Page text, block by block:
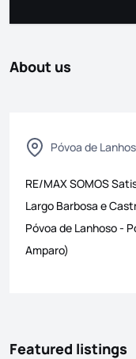
About us
Póvoa de
RE/MAX SOMOS
Largo Barbosa e
Póvoa de Lanhoso-
Amparo)
Featured listings